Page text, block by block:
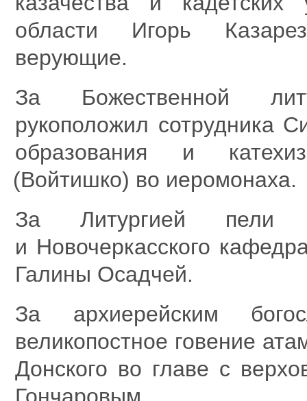
области Игорь
верующие.
За Божественной
рукоположил сотрудника
образования и
(Войтишко) во иеромонаха.
За Литургией пели
и Новочеркасского
Галины Осадчей.
За архиерейским
великопостное говение
Донского во главе с
Гончаровым.